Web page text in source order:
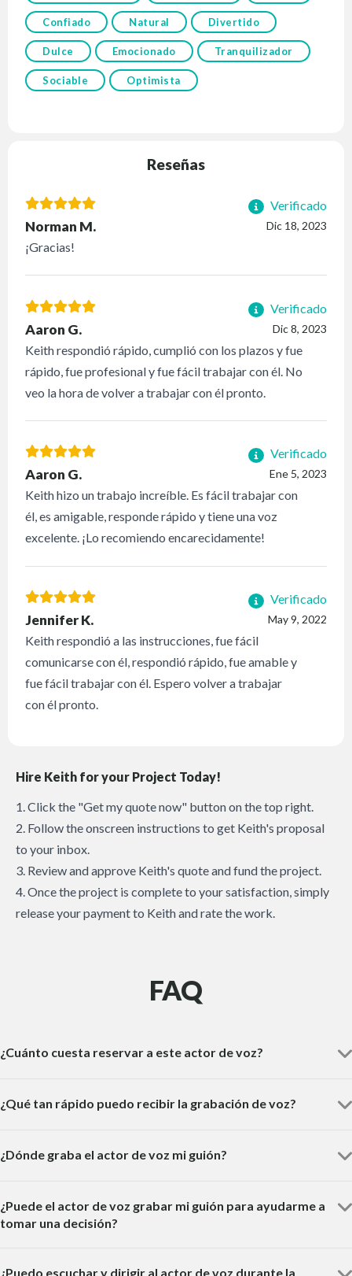
Confiado Natural Divertido
Dulce Emocionado Tranquilizador
Sociable Optimista
Reseñas
Verificado
Dic 18, 2023
Norman M.
¡Gracias!
Verificado
Dic 8, 2023
Aaron G.
Keith respondió rápido, cumplió con los plazos y fue
rápido, fue profesional y fue fácil trabajar con él. No
veo la hora de volver a trabajar con él pronto.
Verificado
Ene 5, 2023
Aaron G.
Keith hizo un trabajo increíble. Es fácil trabajar con
él, es amigable, responde rápido y tiene una voz
excelente. ¡Lo recomiendo encarecidamente!
Verificado
May 9, 2022
Jennifer K.
Keith respondió a las instrucciones, fue fácil
comunicarse con él, respondió rápido, fue amable y
fue fácil trabajar con él. Espero volver a trabajar
con él pronto.
Hire Keith for your Project Today!
1. Click the "Get my quote now" button on the top right.
2. Follow the onscreen instructions to get Keith's proposal
to your inbox.
3. Review and approve Keith's quote and fund the project.
4. Once the project is complete to your satisfaction, simply
release your payment to Keith and rate the work.
FAQ
¿Cuánto cuesta reservar a este actor de voz?
¿Qué tan rápido puedo recibir la grabación de voz?
¿Dónde graba el actor de voz mi guión?
¿Puede el actor de voz grabar mi guión para ayudarme a
tomar una decisión?
¿Puedo escuchar y dirigir al actor de voz durante la